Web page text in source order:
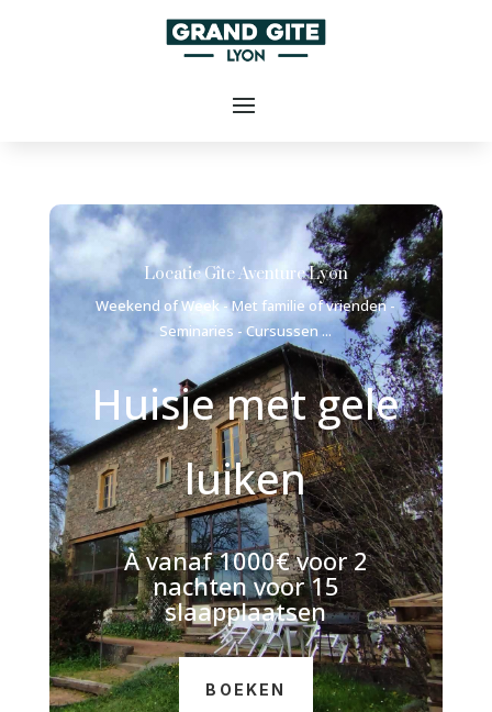
Locatie Gîte Aventure Lyon
Weekend of Week - Met familie of vrienden -
Seminaries - Cursussen ...
Huisje met gele
luiken
Àvanaf 1000€ voor 2
nachten voor 15
slaapplaatsen
BOEKEN